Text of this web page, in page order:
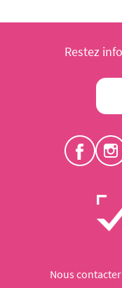
Restez
Nous contacter